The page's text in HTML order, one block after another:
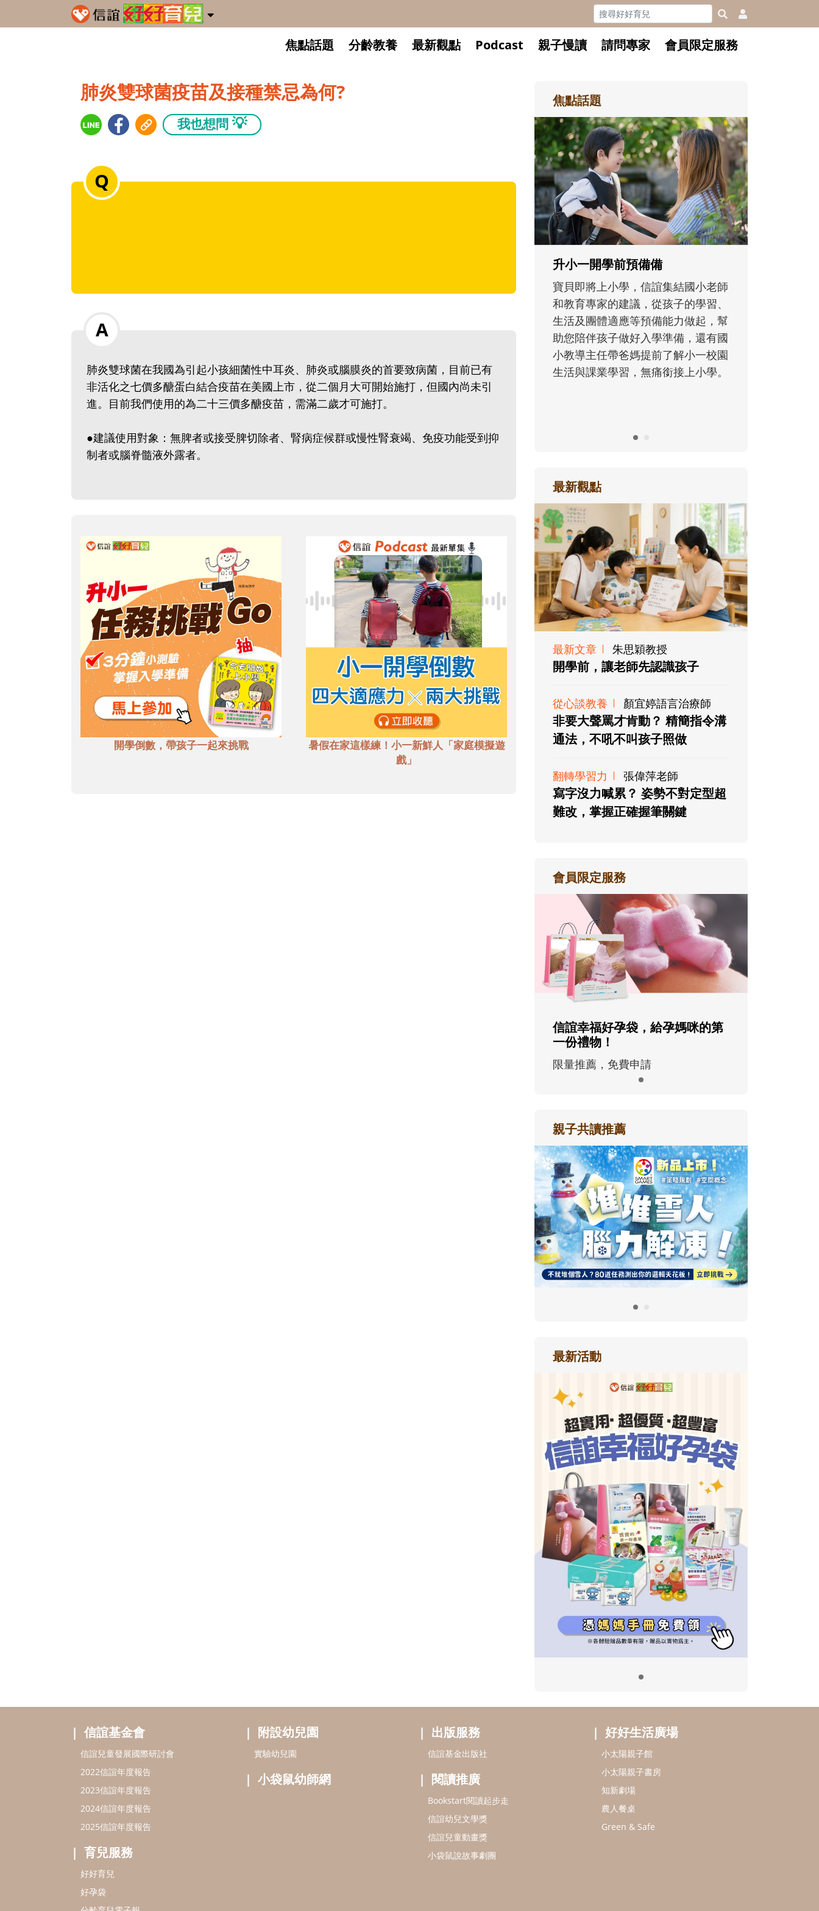
焦點話題 分齡教養 最新觀點 Podcast 親子慢讀 請問專家 會員限定服務
肺炎雙球菌疫苗及接種禁忌為何?
我也想問 💡
肺炎雙球菌在我國為引起小孩細菌性中耳炎、肺炎或腦膜炎的首要致病菌，目前已有
非活化之七價多醣蛋白結合疫苗在美國上市，從二個月大可開始施打，但國內尚未引
進。目前我們使用的為二十三價多醣疫苗，需滿二歲才可施打。
●建議使用對象：無脾者或接受脾切除者、腎病症候群或慢性腎衰竭、免疫功能受到抑
制者或腦脊髓液外露者。
開學倒數，帶孩子一起來挑戰
暑假在家這樣練！小一新鮮人「家庭模擬遊
戲」
焦點話題
寶貝即將上小學，信誼集結國小老師
和教育專家的建議，從孩子的學習、
生活及團體適應等預備能力做起，幫
助您陪伴孩子做好入學準備，還有國
小教導主任帶爸媽提前了解小一校園
生活與課業學習，無痛銜接上小學。
和孩子一起長大的那個男人│讀
懂父親的不同模樣
沒有人天生就擅長當爸爸！男人總是
在一次次「前所未有」的體驗中，跟
著孩子一起長大。從給予安全感的肢
體遊戲，到獨立自主、角色認同及解
決問題的能力養成。爸爸正嘗試用不
同的模樣，參與孩子每個重要的成長
歷程。
最新觀點
最新文章 朱思穎教授
開學前，讓老師先認識孩子
從心談教養 顏宜婷語言治療師
非要大聲罵才肯動？ 精簡指令溝
通法，不吼不叫孩子照做
翻轉學習力 張偉萍老師
寫字沒力喊累？ 姿勢不對定型超
難改，掌握正確握筆關鍵
會員限定服務
信誼幸福好孕袋，給孕媽咪的第
一份禮物！
限量推薦，免費申請
親子共讀推薦
最新活動
信誼基金會
信誼兒童發展國際研討會
2022信誼年度報告
2023信誼年度報告
2024信誼年度報告
2025信誼年度報告
育兒服務
好好育兒
好孕袋
附設幼兒園
實驗幼兒園
小袋鼠幼師網
出版服務
信誼基金出版社
閱讀推廣
Bookstart閱讀起步走
信誼幼兒文學獎
信誼兒童動畫獎
小袋鼠說故事劇團
好好生活廣場
小太陽親子館
小太陽親子書房
知新劇場
農人餐桌
Green & Safe